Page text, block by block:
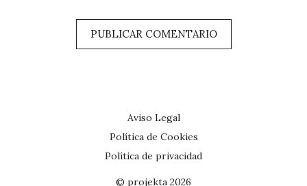
Aviso Legal
Política de Cookies
Política de privacidad
© projekta 2026